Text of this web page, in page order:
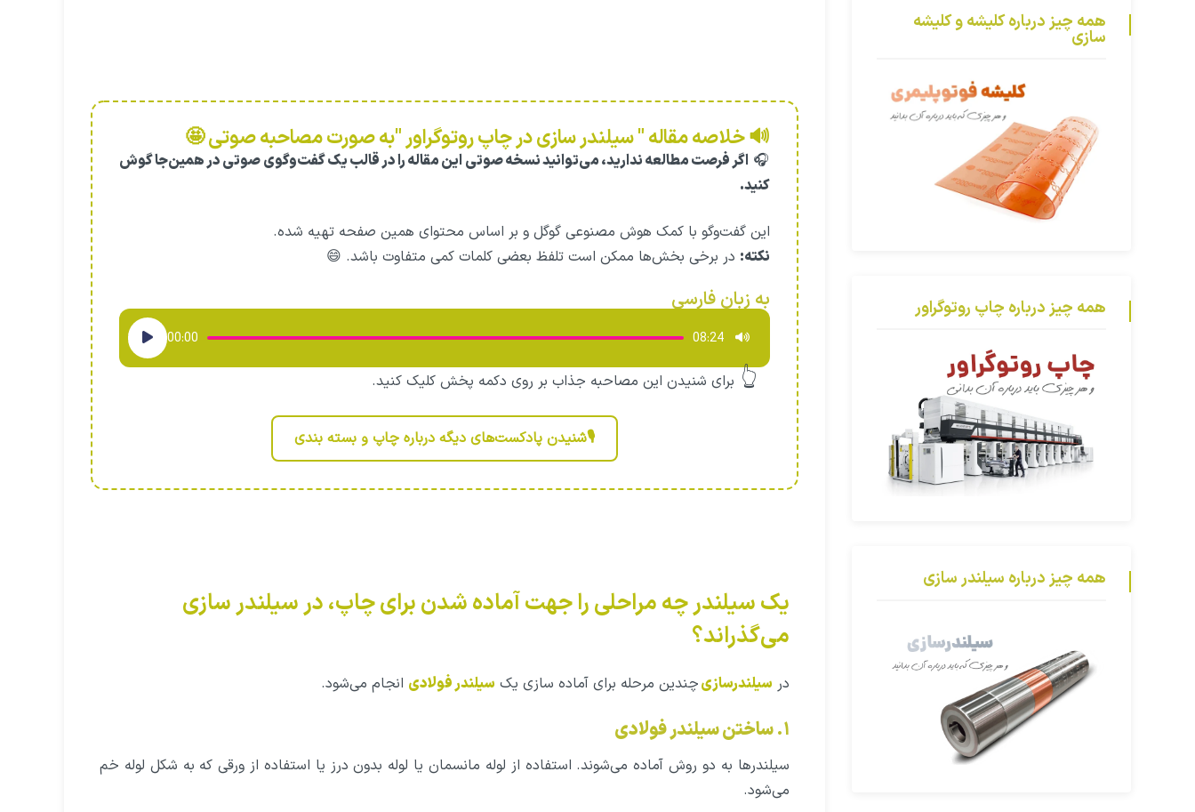
🔊 خلاصه مقاله " سیلندر سازی در چاپ روتوگراور "به صورت مصاحبه صوتی 🤩
🎧 اگر فرصت مطالعه ندارید، می‌توانید نسخه صوتی این مقاله را در قالب یک گفت‌وگوی صوتی در همین‌جا گوش
کنید.
این گفت‌وگو با کمک هوش مصنوعی گوگل و بر اساس محتوای همین صفحه تهیه شده.
نکته: در برخی بخش‌ها ممکن است تلفظ بعضی کلمات کمی متفاوت باشد. 😄
به زبان فارسی
پخش‌کننده
00:00 08:24
👆 برای شنیدن این مصاحبه جذاب بر روی دکمه پخش کلیک کنید.
🎙️شنیدن پادکست‌های دیگه درباره چاپ و بسته بندی
یک سیلندر چه مراحلی را جهت آماده شدن برای چاپ، در سیلندر سازی
می‌گذراند؟
در سیلندرسازیچندین مرحله برای آماده سازی یک سیلندر فولادی انجام می‌شود.
۱. ساختن سیلندر فولادی
سیلندرها به دو روش آماده می‌شوند. استفاده از لوله مانسمان یا لوله بدون درز یا استفاده از ورقی که به شکل لوله خم
می‌شود.
همه چیز درباره کلیشه و کلیشه
سازی
همه چیز درباره چاپ روتوگراور
همه چیز درباره سیلندر سازی